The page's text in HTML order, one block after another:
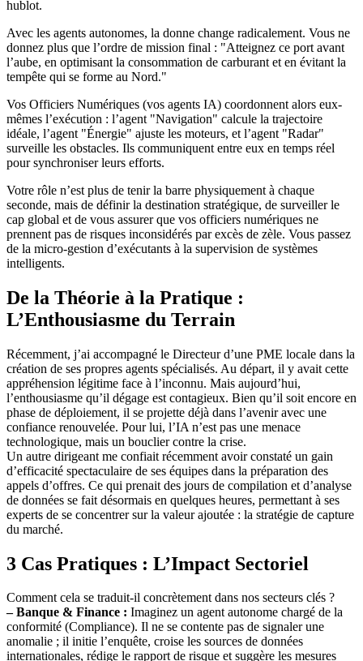
hublot.
Avec les agents autonomes, la donne change radicalement. Vous ne
donnez plus que l’ordre de mission final : "Atteignez ce port avant
l’aube, en optimisant la consommation de carburant et en évitant la
tempête qui se forme au Nord."
Vos Officiers Numériques (vos agents IA) coordonnent alors eux-
mêmes l’exécution : l’agent "Navigation" calcule la trajectoire
idéale, l’agent "Énergie" ajuste les moteurs, et l’agent "Radar"
surveille les obstacles. Ils communiquent entre eux en temps réel
pour synchroniser leurs efforts.
Votre rôle n’est plus de tenir la barre physiquement à chaque
seconde, mais de définir la destination stratégique, de surveiller le
cap global et de vous assurer que vos officiers numériques ne
prennent pas de risques inconsidérés par excès de zèle. Vous passez
de la micro-gestion d’exécutants à la supervision de systèmes
intelligents.
De la Théorie à la Pratique :
L’Enthousiasme du Terrain
Récemment, j’ai accompagné le Directeur d’une PME locale dans la
création de ses propres agents spécialisés. Au départ, il y avait cette
appréhension légitime face à l’inconnu. Mais aujourd’hui,
l’enthousiasme qu’il dégage est contagieux. Bien qu’il soit encore en
phase de déploiement, il se projette déjà dans l’avenir avec une
confiance renouvelée. Pour lui, l’IA n’est pas une menace
technologique, mais un bouclier contre la crise.
Un autre dirigeant me confiait récemment avoir constaté un gain
d’efficacité spectaculaire de ses équipes dans la préparation des
appels d’offres. Ce qui prenait des jours de compilation et d’analyse
de données se fait désormais en quelques heures, permettant à ses
experts de se concentrer sur la valeur ajoutée : la stratégie de capture
du marché.
3 Cas Pratiques : L’Impact Sectoriel
Comment cela se traduit-il concrètement dans nos secteurs clés ?
– Banque & Finance : Imaginez un agent autonome chargé de la
conformité (Compliance). Il ne se contente pas de signaler une
anomalie ; il initie l’enquête, croise les sources de données
internationales, rédige le rapport de risque et suggère les mesures